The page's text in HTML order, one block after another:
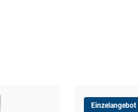
Einzelangebot